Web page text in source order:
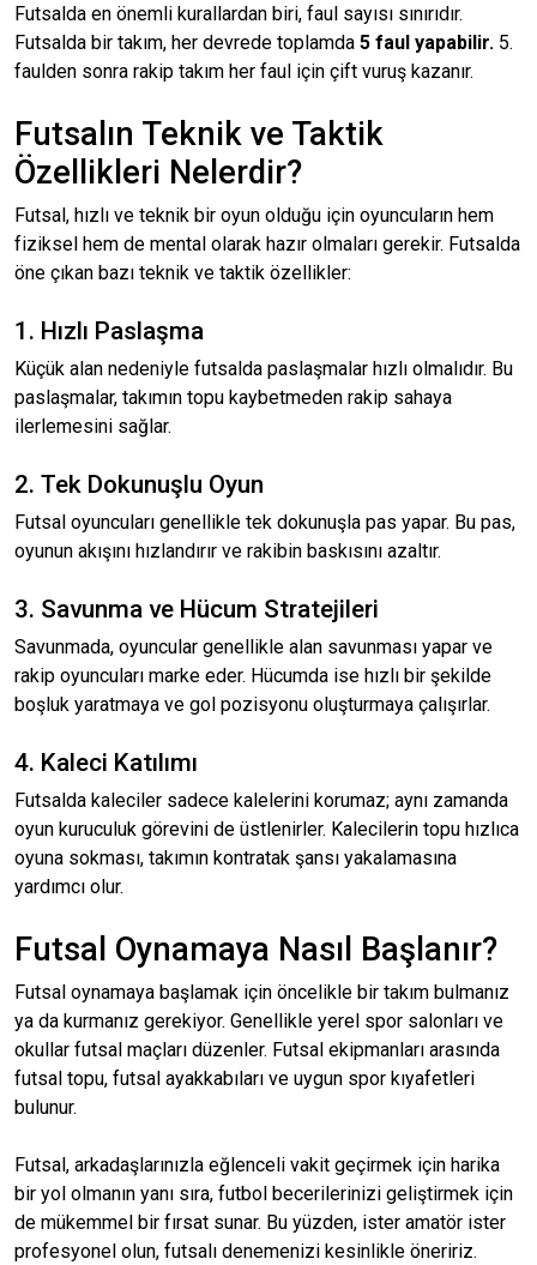
Futsalda en önemli kurallardan biri, faul sayısı sınırıdır.
Futsalda bir takım, her devrede toplamda 5 faul yapabilir. 5.
faulden sonra rakip takım her faul için çift vuruş kazanır.
Futsalın Teknik ve Taktik
Özellikleri Nelerdir?
Futsal, hızlı ve teknik bir oyun olduğu için oyuncuların hem
fiziksel hem de mental olarak hazır olmaları gerekir. Futsalda
öne çıkan bazı teknik ve taktik özellikler:
1. Hızlı Paslaşma
Küçük alan nedeniyle futsalda paslaşmalar hızlı olmalıdır. Bu
paslaşmalar, takımın topu kaybetmeden rakip sahaya
ilerlemesini sağlar.
2. Tek Dokunuşlu Oyun
Futsal oyuncuları genellikle tek dokunuşla pas yapar. Bu pas,
oyunun akışını hızlandırır ve rakibin baskısını azaltır.
3. Savunma ve Hücum Stratejileri
Savunmada, oyuncular genellikle alan savunması yapar ve
rakip oyuncuları marke eder. Hücumda ise hızlı bir şekilde
boşluk yaratmaya ve gol pozisyonu oluşturmaya çalışırlar.
4. Kaleci Katılımı
Futsalda kaleciler sadece kalelerini korumaz; aynı zamanda
oyun kuruculuk görevini de üstlenirler. Kalecilerin topu hızlıca
oyuna sokması, takımın kontratak şansı yakalamasına
yardımcı olur.
Futsal Oynamaya Nasıl Başlanır?
Futsal oynamaya başlamak için öncelikle bir takım bulmanız
ya da kurmanız gerekiyor. Genellikle yerel spor salonları ve
okullar futsal maçları düzenler. Futsal ekipmanları arasında
futsal topu, futsal ayakkabıları ve uygun spor kıyafetleri
bulunur.
Futsal, arkadaşlarınızla eğlenceli vakit geçirmek için harika
bir yol olmanın yanı sıra, futbol becerilerinizi geliştirmek için
de mükemmel bir fırsat sunar. Bu yüzden, ister amatör ister
profesyonel olun, futsalı denemenizi kesinlikle öneririz.